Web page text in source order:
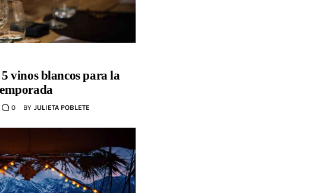
vinos blancos para la
0 BY JULIETA POBLETE